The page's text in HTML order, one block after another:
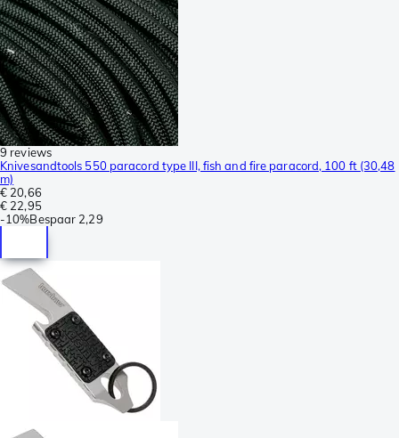
9 reviews
Knivesandtools 550 paracord type III, fish and fire paracord, 100 ft (30,48
m)
€ 20,66
€ 22,95
-10%Bespaar 2,29